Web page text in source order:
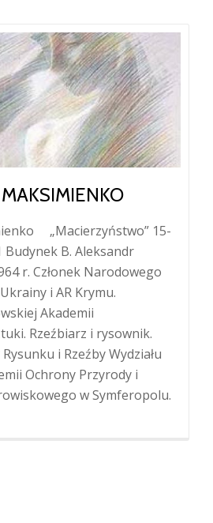
„Macierzyństwo” 15-
Budynek B. Aleksandr
r. Członek Narodowego
i AR Krymu.
Akademii
Rzeźbiarz i rysownik.
i Rzeźby Wydziału
Ochrony Przyrody i
w Symferopolu.